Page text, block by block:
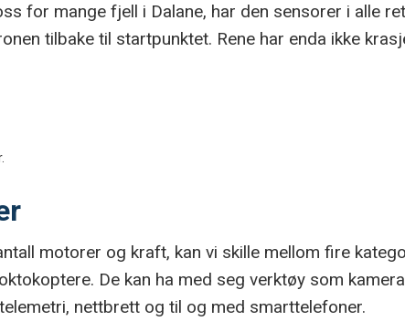
for mange fjell i Dalane, har den sensorer i alle
tilbake til startpunktet. Rene har enda ikke
motorer og kraft, kan vi skille mellom fire
De kan ha med seg verktøy som
nettbrett og til og med smarttelefoner.